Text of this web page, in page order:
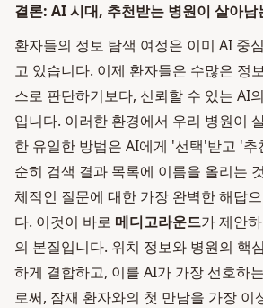
결론: AI 시대, 추천받는 병원이 살아남
환자들의 정보 탐색 여정은 이미 AI 중
고 있습니다. 이제 환자들은 수많은 정
스로 판단하기보다, 신뢰할 수 있는 AI
입니다. 이러한 환경에서 우리 병원이
한 유일한 방법은 AI에게 '선택'받고 '
순히 검색 결과 목록에 이름을 올리는
체적인 질문에 대한 가장 완벽한 해답
다. 이것이 바로 메디고라운드가 제안
의 본질입니다. 위치 정보와 병원의 핵
하게 결합하고, 이를 AI가 가장 선호하
로써, 잠재 환자와의 첫 만남을 가장 이